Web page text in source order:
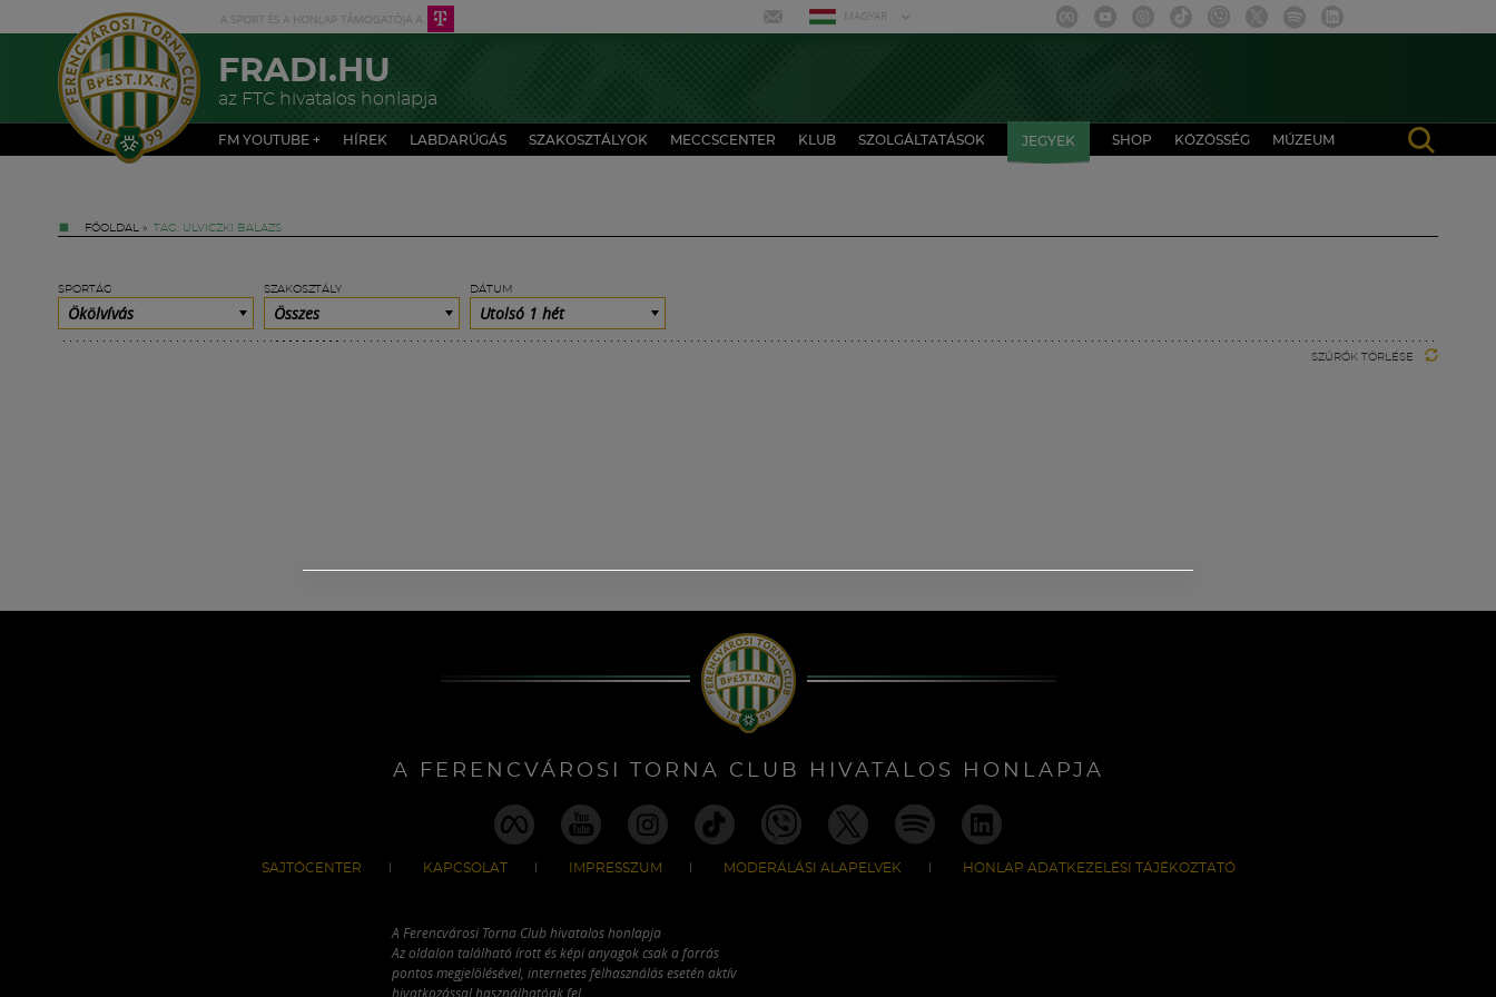
MAGYAR
FRADI.HU
az FTC hivatalos honlapja
FM YOUTUBE + HÍREK LABDARÚGÁS SZAKOSZTÁLYOK MECCSCENTER KLUB SZOLGÁLTATÁSOK JEGYEK SHOP KÖZÖSSÉG MÚZEUM
FŐOLDAL » TAG: ULVICZKI BALÁZS
SPORTÁG
Ökölvívás
SZAKOSZTÁLY
Összes
DÁTUM
Utolsó 1 hét
SZŰRŐK TÖRLÉSE
A FERENCVÁROSI TORNA CLUB HIVATALOS HONLAPJA
SAJTÓCENTER KAPCSOLAT IMPRESSZUM MODERÁLÁSI ALAPELVEK HONLAP ADATKEZELÉSI TÁJÉKOZTATÓ
A Ferencvárosi Torna Club hivatalos honlapja
Az oldalon található írott és képi anyagok csak a forrás
pontos megjelölésével, internetes felhasználás esetén aktív
hivatkozással használhatóak fel.